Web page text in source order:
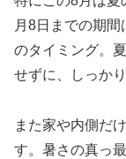
月8日までの期
のタイミング。
せずに、しっか
また家や内側だ
す。暑さの真っ